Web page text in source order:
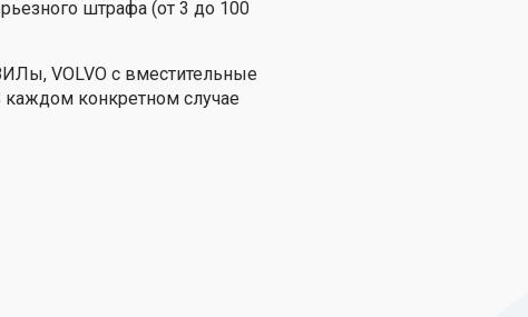
штрафа (от 3 до 100
VOLVO с вместительные
каждом конкретном случае